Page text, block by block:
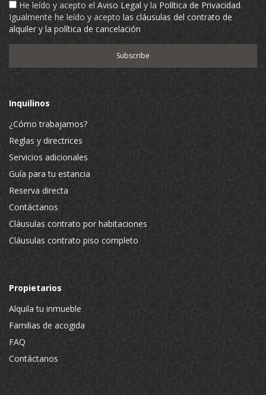
He leído y acepto el Aviso Legal y la Política de Privacidad.
Igualmente he leído y acepto las cláusulas del contrato de
alquiler y la política de cancelación
Inquilinos
¿Cómo trabajamos?
Reglas y directrices
Servicios adicionales
Guía para tu estancia
Reserva directa
Contáctanos
Cláusulas contrato por habitaciones
Cláusulas contrato piso completo
Propietarios
Alquila tu inmueble
Familias de acogida
FAQ
Contáctanos